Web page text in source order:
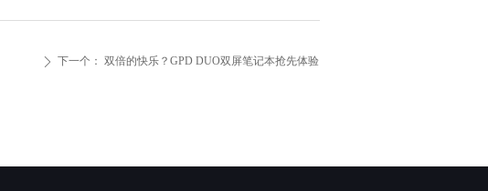
ꄲ 下一个： 双倍的快乐？GPD DUO双屏笔记本抢先体验